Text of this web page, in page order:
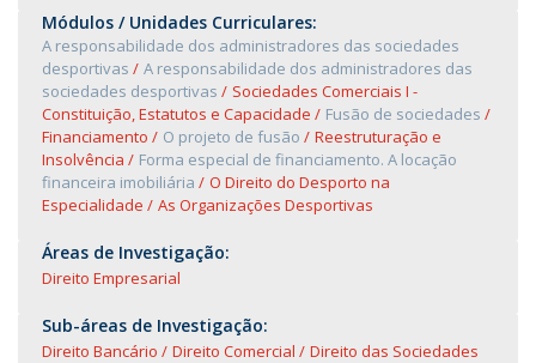
Módulos / Unidades Curriculares:
A responsabilidade dos administradores das sociedades
desportivas
A responsabilidade dos administradores das
sociedades desportivas
Sociedades Comerciais I -
Constituição, Estatutos e Capacidade
Fusão de sociedades
Financiamento
O projeto de fusão
Reestruturação e
Insolvência
Forma especial de financiamento. A locação
financeira imobiliária
O Direito do Desporto na
Especialidade
As Organizações Desportivas
Áreas de Investigação:
Direito Empresarial
Sub-áreas de Investigação:
Direito Bancário Direito Comercial Direito das Sociedades